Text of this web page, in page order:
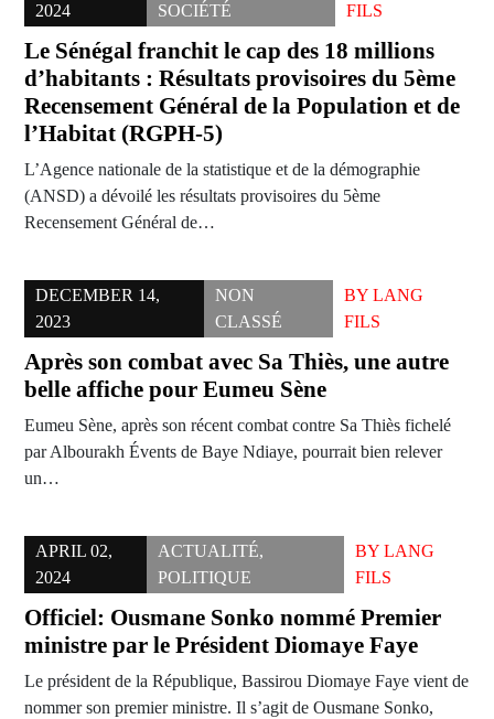
2024
SOCIÉTÉ
FILS
Le Sénégal franchit le cap des 18 millions
d’habitants : Résultats provisoires du 5ème
Recensement Général de la Population et de
l’Habitat (RGPH-5)
L’Agence nationale de la statistique et de la démographie
(ANSD) a dévoilé les résultats provisoires du 5ème
Recensement Général de…
DECEMBER 14,
2023
NON
CLASSÉ
BY LANG
FILS
Après son combat avec Sa Thiès, une autre
belle affiche pour Eumeu Sène
Eumeu Sène, après son récent combat contre Sa Thiès fichelé
par Albourakh Évents de Baye Ndiaye, pourrait bien relever
un…
APRIL 02,
2024
ACTUALITÉ,
POLITIQUE
BYLANG
FILS
Officiel: Ousmane Sonko nommé Premier
ministre par le Président Diomaye Faye
Le président de la République, Bassirou Diomaye Faye vient de
nommer son premier ministre. Il s’agit de Ousmane Sonko,